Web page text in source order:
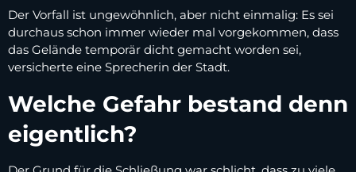
Der Vorfall ist ungewöhnlich, aber nicht einmalig: Es sei
durchaus schon immer wieder mal vorgekommen, dass
das Gelände temporär dicht gemacht worden sei,
versicherte eine Sprecherin der Stadt.
Welche Gefahr bestand denn
eigentlich?